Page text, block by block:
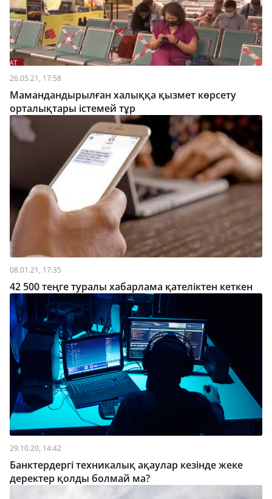
26.05.21, 17:58
Мамандандырылған халыққа қызмет көрсету
орталықтары істемей тұр
08.01.21, 17:35
42 500 теңге туралы хабарлама қателіктен кеткен
29.10.20, 14:42
Банктердергі техникалық ақаулар кезінде жеке
деректер қолды болмай ма?